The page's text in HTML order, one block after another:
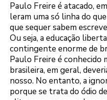
Paulo Freire é atacado,
leram uma só linha do
que sequer sabem
Ou seja, a educação
contingente enorme de
Paulo Freire é conhecido
brasileira, em geral,
nosso. No entanto, a
porque se trata do ódio